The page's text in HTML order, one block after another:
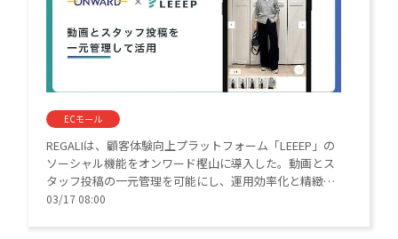
ECモール
REGALIは、顧客体験向上プラットフォーム「LEEEP」の
ソーシャル機能をオンワード樫山に導入した。動画とス
タッフ投稿の一元管理を可能にし、運用効率化と精緻な
反響分析を支援。ECサイトにおける良質なコンテンツ展
03/17 08:00